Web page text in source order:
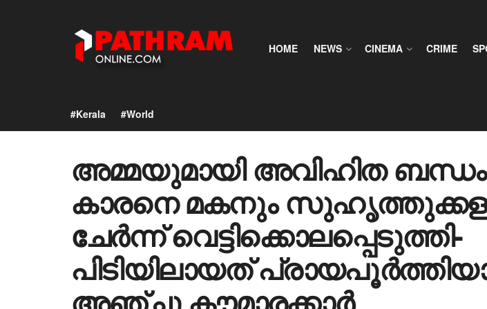
HOME NEWS CINEMA CRIME
#Kerala #World
അമ്മയുമായി അവിഹിത
കാരനെ മകനും
ചേർന്ന് വെട്ടിക്കൊലപ്പെടുത്തി-
പിടിയിലായത്